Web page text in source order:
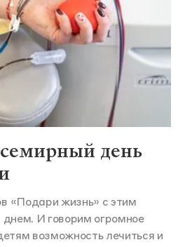
день
«Подари жизнь» с этим
И говорим огромное
возможность лечиться и